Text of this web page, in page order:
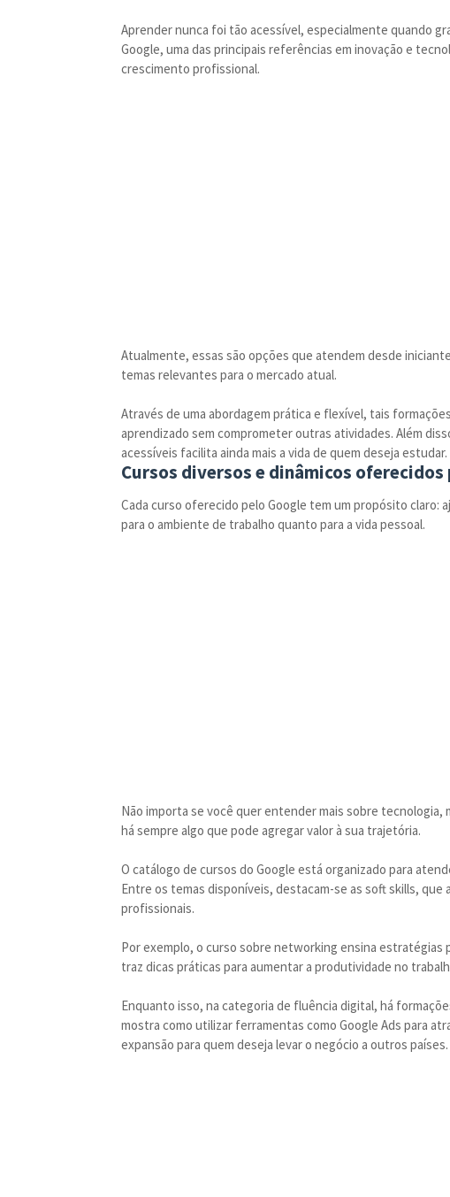
Aprender nunca foi tão acessível, especialmente quando
Google, uma das principais referências em inovação e
crescimento profissional.
Atualmente, essas são opções que atendem desde
temas relevantes para o mercado atual.
Através de uma abordagem prática e flexível, tais
aprendizado sem comprometer outras atividades. Além
acessíveis facilita ainda mais a vida de quem deseja estudar.
Cursos diversos e dinâmicos oferecidos
Cada curso oferecido pelo Google tem um propósito
para o ambiente de trabalho quanto para a vida pessoal.
Não importa se você quer entender mais sobre
há sempre algo que pode agregar valor à sua trajetória.
O catálogo de cursos do Google está organizado para
Entre os temas disponíveis, destacam-se as soft skills, que
profissionais.
Por exemplo, o curso sobre networking ensina
traz dicas práticas para aumentar a produtividade no
Enquanto isso, na categoria de fluência digital, há
mostra como utilizar ferramentas como Google Ads para
expansão para quem deseja levar o negócio a outros países.